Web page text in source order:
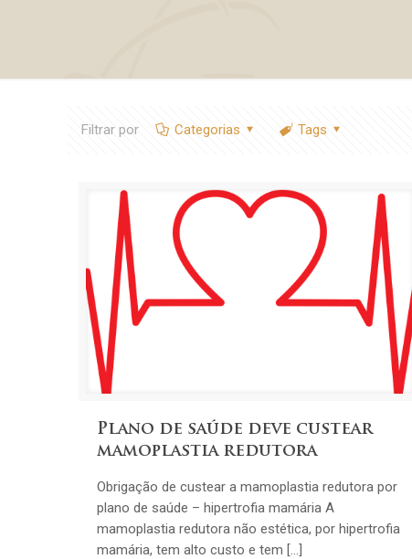
Filtrar por Categorias Tags
Plano de saúde deve custear
mamoplastia redutora
Obrigação de custear a mamoplastia redutora por
plano de saúde – hipertrofia mamária A
mamoplastia redutora não estética, por hipertrofia
mamária, tem alto custo e tem […]